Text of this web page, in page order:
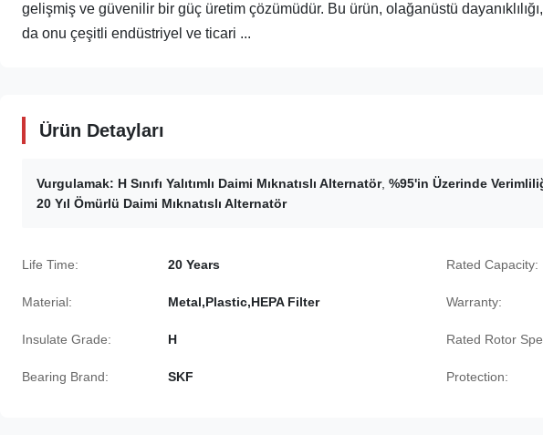
gelişmiş ve güvenilir bir güç üretim çözümüdür. Bu ürün, olağanüstü
da onu çeşitli endüstriyel ve ticari ...
Ürün Detayları
Vurgulamak: H Sınıfı Yalıtımlı Daimi Mıknatıslı Alternatör, %95'in Üzerinde
20 Yıl Ömürlü Daimi Mıknatıslı Alternatör
Life Time: 20 Years Rated Capacity:
Material: Metal,Plastic,HEPA Filter Warranty:
Insulate Grade: H Rated Rotor
Bearing Brand: SKF Protection: